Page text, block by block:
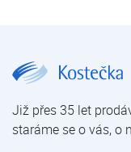
Již přes 35 let
staráme se o vás, o